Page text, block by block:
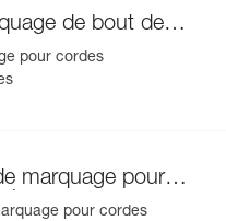
de bout de
pour cordes
marquage pour
pour cordes